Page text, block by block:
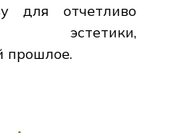
для отчетливо
эстетики,
прошлое.